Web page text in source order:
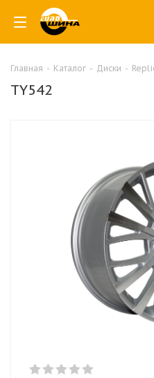
Главная - Каталог - Диски -
TY542